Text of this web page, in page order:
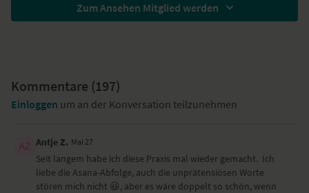
Zum Ansehen Mitglied werden
Kommentare (197)
Einloggen um an der Konversation teilzunehmen
Antje Z. Mai 27
Seit langem habe ich diese Praxis mal wieder gemacht. Ich
liebe die Asana-Abfolge, auch die unprätensiösen Worte
stören mich nicht 😃, aber es wäre doppelt so schön, wenn